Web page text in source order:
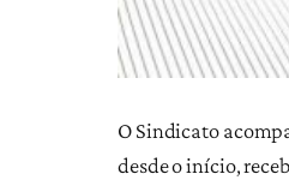
O Sindicato
desde o início,